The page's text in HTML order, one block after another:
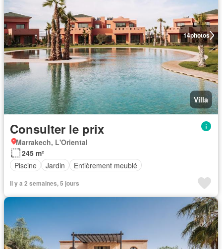
14photos
Villa
Consulter le prix
Marrakech, L'Oriental
245 m²
Piscine
Jardin Entièrement meublé
Il y a 2 semaines, 5 jours